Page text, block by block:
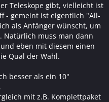
Teleskope gibt, vielleicht ist
- gemeint ist eigentlich "All-
als Anfänger wünscht, um
Natürlich muss man dann
eben mit diesem einen
Qual der Wahl.
besser als ein 10"
mit z.B. Komplettpaket